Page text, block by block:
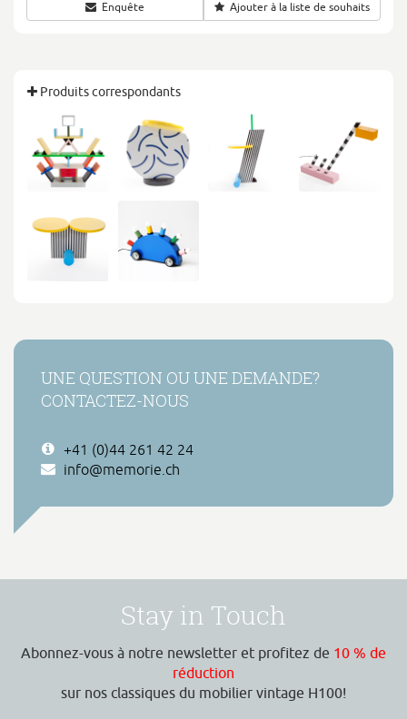
Enquête Ajouter à la liste de souhaits
Produits correspondants
UNE QUESTION OU UNE DEMANDE?
CONTACTEZ-NOUS
+41 (0)44 261 42 24
info@memorie.ch
Stay in Touch
Abonnez-vous à notre newsletter et profitez de 10 % de
réduction
sur nos classiques du mobilier vintage H100!